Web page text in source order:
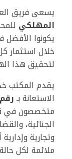
يسعى فريق
المهلكي
يكونوا
خلال استثمار
لتحقيق هذا
يقدم المكتب
الاستعانة بـ
متخصصون في
الجنائية،
وتجارية
ملائمة لكل